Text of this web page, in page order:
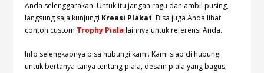
Anda selenggarakan. Untuk itu jangan ragu dan ambil pusing,
langsung saja kunjungi Kreasi Plakat. Bisa juga Anda lihat
contoh custom Trophy Piala lainnya untuk referensi Anda.
Info selengkapnya bisa hubungikami. Kami siap di hubungi
untuk bertanya-tanya tentang piala, desain piala yang bagus,